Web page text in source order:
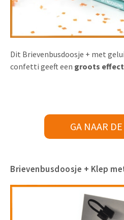
Dit Brievenbusdoosje + met
confetti geeft een groots effect
GA NAAR
Brievenbusdoosje + Klep